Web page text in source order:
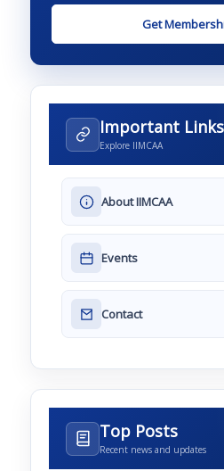
Get
Important Links
Explore IIMCAA
About IIMCAA
Events
Contact
Top Posts
Recent news and updates